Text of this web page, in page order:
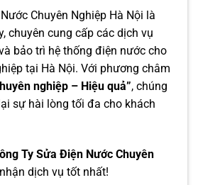
Chuyên Nghiệp Hà Nội là
chuyên cung cấp các dịch vụ
bảo trì hệ thống điện nước cho
tại Hà Nội. Với phương châm
nghiệp – Hiệu quả”, chúng
sự hài lòng tối đa cho khách
Ty Sửa Điện Nước Chuyên
dịch vụ tốt nhất!